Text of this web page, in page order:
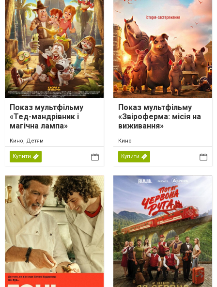
Показ мультфільму
«Тед-мандрівник і
магічна лампа»
Кино, Детям
Купити
Показ мультфільму
«Звіроферма: місія на
виживання»
Кино
Купити